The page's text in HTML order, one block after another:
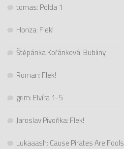
tomas: Polda 1
Honza: Flek!
Štěpánka Kořánková: Bubliny
Roman: Flek!
grim: Elvíra 1-5
Jaroslav Pivoňka: Flek!
Lukaaash: Cause Pirates Are Fools